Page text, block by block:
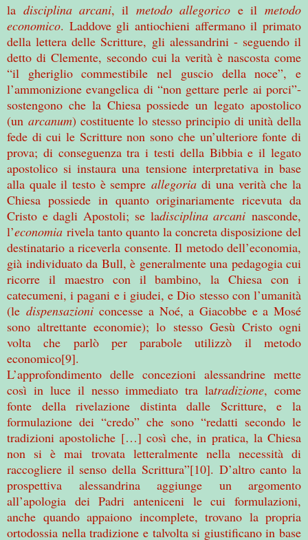
la disciplina arcani, il metodo allegorico e il metodo
economico. Laddove gli antiochieni affermano il primato
della lettera delle Scritture, gli alessandrini - seguendo il
detto di Clemente, secondo cui la verità è nascosta come
“il gheriglio commestibile nel guscio della noce”, e
l’ammonizione evangelica di “non gettare perle ai porci”-
sostengono che la Chiesa possiede un legato apostolico
(un arcanum) costituente lo stesso principio di unità della
fede di cui le Scritture non sono che un’ulteriore fonte di
prova; di conseguenza tra i testi della Bibbia e il legato
apostolico si instaura una tensione interpretativa in base
alla quale il testo è sempre allegoriadi una verità che la
Chiesa possiede in quanto originariamente ricevuta da
Cristo e dagli Apostoli; se ladisciplina arcaninasconde,
l’economia rivela tanto quanto la concreta disposizione del
destinatario a riceverla consente. Il metodo dell’economia,
già individuato da Bull, è generalmente una pedagogia cui
ricorre il maestro con il bambino, la Chiesa con i
catecumeni, i pagani e i giudei, e Dio stesso con l’umanità
(le dispensazioniconcesse a Noé, a Giacobbe e a Mosé
sono altrettante economie); lo stesso Gesù Cristo ogni
volta che parlò per parabole utilizzò il metodo
economico[9].
L’approfondimento delle concezioni alessandrine mette
così in luce il nesso immediato tra latradizione, come
fonte della rivelazione distinta dalle Scritture, e la
formulazione dei “credo” che sono “redatti secondo le
tradizioni apostoliche […] così che, in pratica, la Chiesa
non si è mai trovata letteralmente nella necessità di
raccogliere il senso della Scrittura”[10]. D’altro canto la
prospettiva alessandrina aggiunge un argomento
all’apologia dei Padri anteniceni le cui formulazioni,
anche quando appaiono incomplete, trovano la propria
ortodossia nella tradizione e talvolta si giustificano in base